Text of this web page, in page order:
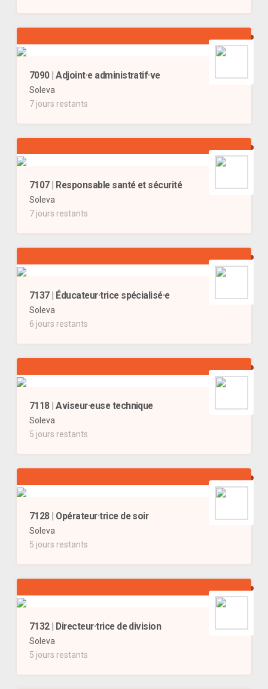
7090 | Adjoint·e administratif·ve
Soleva
7 jours restants
7107 | Responsable santé et sécurité
Soleva
7 jours restants
7137 | Éducateur·trice spécialisé·e
Soleva
6 jours restants
7118 | Aviseur·euse technique
Soleva
5 jours restants
7128 | Opérateur·trice de soir
Soleva
5 jours restants
7132 | Directeur·trice de division
Soleva
5 jours restants